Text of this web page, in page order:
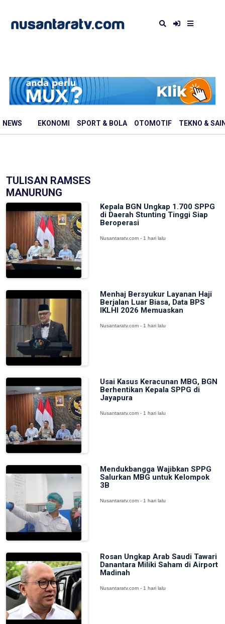
NEWS EKONOMI SPORT & BOLA OTOMOTIF TEKNO &
TULISAN RAMSES
MANURUNG
Kepala BGN Ungkap 1.700 SPPG
di Daerah Stunting Tinggi Siap
Beroperasi
Nusantaratv.com - 1 hari lalu
Menhaj Bersyukur Layanan Haji
Berjalan Luar Biasa, Data BPS
IKLHI 2026 Memuaskan
Nusantaratv.com - 1 hari lalu
Usai Kasus Keracunan MBG, BGN
Berhentikan Kepala SPPG di
Jayapura
Nusantaratv.com - 1 hari lalu
Mendukbangga Wajibkan SPPG
Salurkan MBG untuk Kelompok
3B
Nusantaratv.com - 1 hari lalu
Rosan Ungkap Arab Saudi Tawari
Danantara Miliki Saham di Airport
Madinah
Nusantaratv.com - 1 hari lalu